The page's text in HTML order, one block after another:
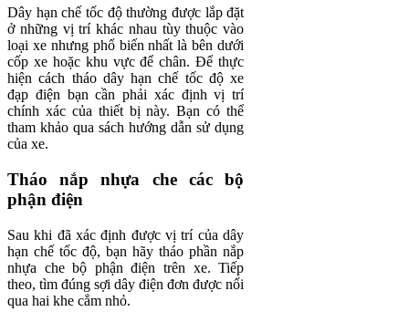
Dây hạn chế tốc độ thường được lắp đặt
ở những vị trí khác nhau tùy thuộc vào
loại xe nhưng phổ biến nhất là bên dưới
cốp xe hoặc khu vực để chân. Để thực
hiện cách tháo dây hạn chế tốc độ xe
đạp điện bạn cần phải xác định vị trí
chính xác của thiết bị này. Bạn có thể
tham khảo qua sách hướng dẫn sử dụng
của xe.
Tháo nắp nhựa che các bộ
phận điện
Sau khi đã xác định được vị trí của dây
hạn chế tốc độ, bạn hãy tháo phần nắp
nhựa che bộ phận điện trên xe. Tiếp
theo, tìm đúng sợi dây điện đơn được nối
qua hai khe cắm nhỏ.